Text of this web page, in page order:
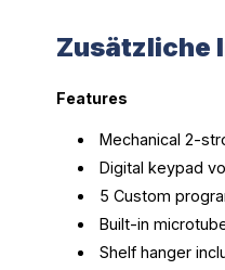
Zusätzliche
Features
Mechanical 2-
Digital keypad
5 Custom
Built-in
Shelf hanger